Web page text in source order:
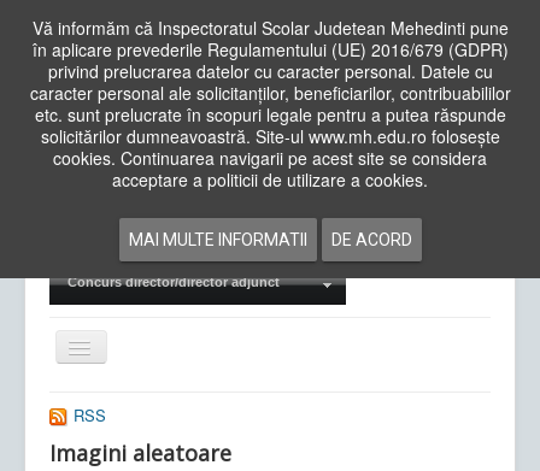
Vă informăm că Inspectoratul Scolar Judetean Mehedinti pune
în aplicare prevederile Regulamentului (UE) 2016/679 (GDPR)
privind prelucrarea datelor cu caracter personal. Datele cu
caracter personal ale solicitanților, beneficiarilor, contribuabililor
etc. sunt prelucrate în scopuri legale pentru a putea răspunde
solicitărilor dumneavoastră. Site-ul www.mh.edu.ro folosește
cookies. Continuarea navigarii pe acest site se considera
acceptare a politicii de utilizare a cookies.
MAI MULTE INFORMATII DE ACORD
Cauta
in
siteAcasa Cadre Didactice
Examene Naționale
Concurs director/director adjunct
Comută
navigarea
RSS
Imagini aleatoare